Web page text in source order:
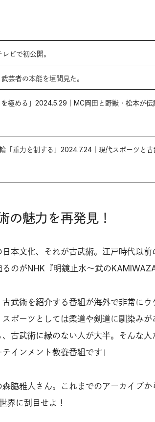
ビで初公開。
芸者の本能を垣間見た。
極める」2024.5.29｜MC岡田と野獣・松本が
「重力を制する」2024.7.24｜現代スポーツと
の魅力を再発見！
本文化、それが古武術。江戸時代以前
のがNHK『明鏡止水〜武の
武術を紹介する番組が海外で非常にウ
ポーツとしては柔道や剣道に馴染みが
古武術に縁のない人が大半。そんな人
インメント教養番組です」
脇雅人さん。これまでのアーカイブか
界に刮目せよ！